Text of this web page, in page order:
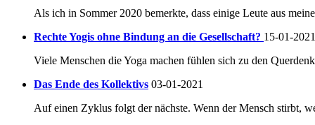
Als ich in Sommer 2020 bemerkte, dass einige Leute aus
Rechte Yogis ohne Bindung an die Gesellschaft? 15-01-2021
Viele Menschen die Yoga machen fühlen sich zu den
Das Ende des Kollektivs 03-01-2021
Auf einen Zyklus folgt der nächste. Wenn der Mensch stirbt,